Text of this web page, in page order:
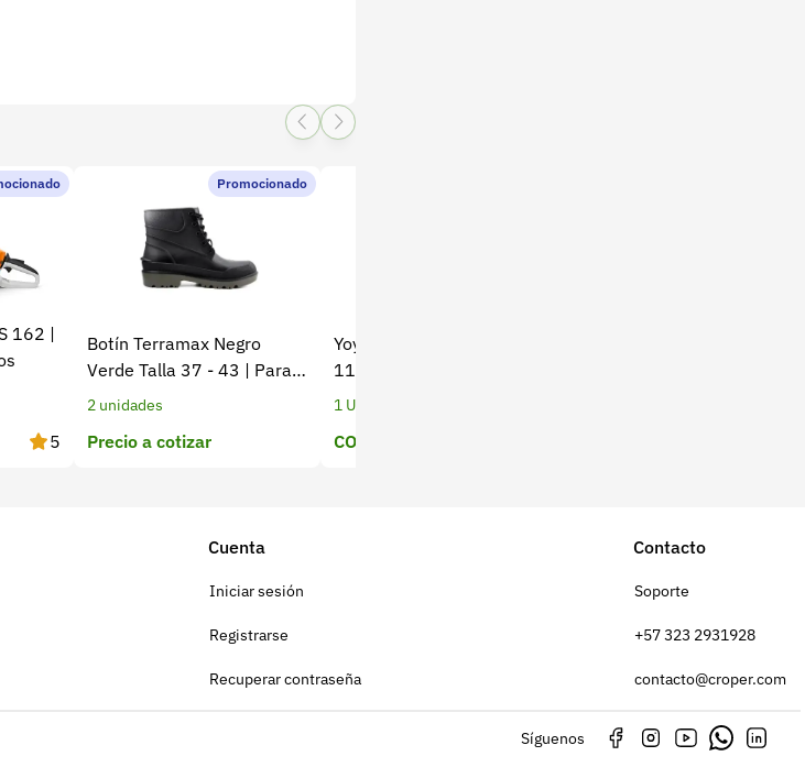
162 |
5
Promocionado
Botín Terramax Negro
Verde Talla 37 - 43 | Para
trabajo diario y campo
2 unidades
Precio a cotizar
Yoyo para Guadaña THP-
117 Bellota - Alta
Durabilidad
1 Unidades
COP $ 51.111
Cuenta
Iniciar sesión
Registrarse
Recuperar contraseña
Contacto
Soporte
+57 323 2931928
contacto@croper.com
Síguenos